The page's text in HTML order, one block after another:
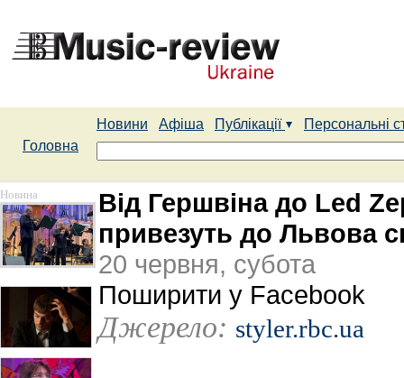
Новини Афіша Публікації
Персональні
Головна
Новина
Від Гершвіна до Led
привезуть до Львова
20 червня, субота
Поширити у Facebook
Джерело: styler.rbc.ua